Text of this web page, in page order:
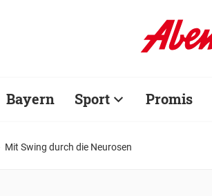
Bayern Sport Promis
Mit Swing durch die Neurosen